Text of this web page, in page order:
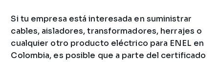
Si tu empresa está interesada en suministrar
cables, aisladores, transformadores, herrajes o
cualquier otro producto eléctrico para ENEL en
Colombia, es posible que a parte del certificado